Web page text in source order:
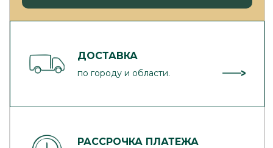
ДОСТАВКА
по городу и области.
РАССРОЧКА ПЛАТЕЖА